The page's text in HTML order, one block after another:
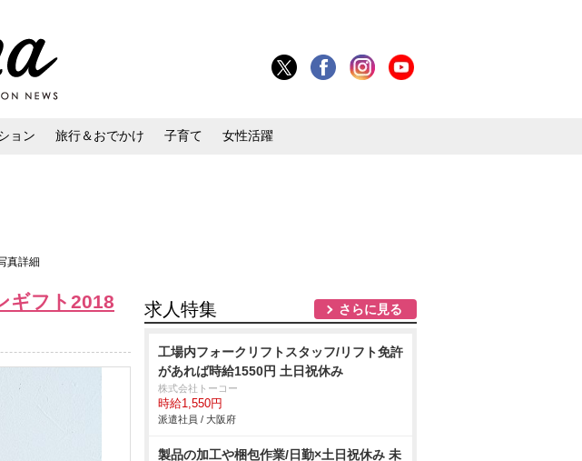
ョン 旅行＆おでかけ 子育て 女性活躍
真詳細
ギフト2018 求人特集 さらに見る
工場内フォークリフトスタッフ/リフト免許
があれば時給1550円 土日祝休み
株式会社トーコー
時給1,550円
派遣社員 / 大阪府
製品の加工や梱包作業/日勤×土日祝休み 未